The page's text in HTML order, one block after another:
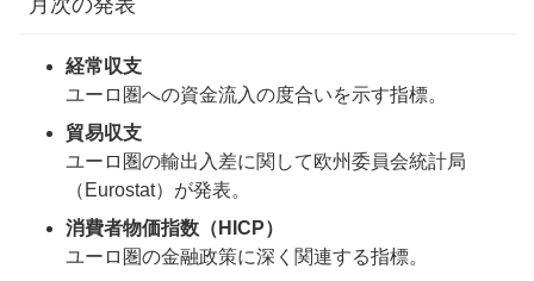
月次の発表
経常収支
ユーロ圏への資金流入の度合いを示す指標。
貿易収支
ユーロ圏の輸出入差に関して欧州委員会統計局
（Eurostat）が発表。
消費者物価指数（HICP）
ユーロ圏の金融政策に深く関連する指標。